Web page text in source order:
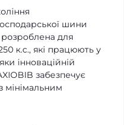
шини
розроблена для
к.с., які працюють у
інноваційній
забезпечує
мінімальним